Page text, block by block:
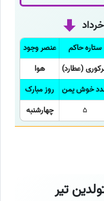
ستاره حاکم
عنصر وجود
(عطارد)
هوا
خوش یمن
روز مبارک
5 چهارشنبه
تیر